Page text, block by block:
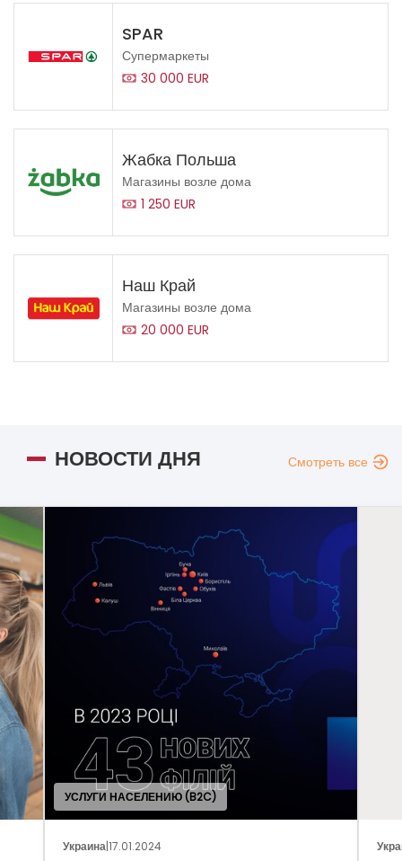
SPAR
Супермаркеты
30 000 EUR
Жабка Польша
Магазины возле дома
1 250 EUR
Наш Край
Магазины возле дома
20 000 EUR
НОВОСТИ ДНЯ Смотреть все
НАСЕЛЕНИЮ (B2C)
17.01.2024